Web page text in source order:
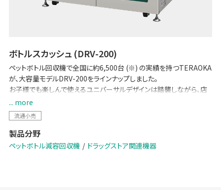
ボトルスカッシュ (DRV-200)
ペットボトル回収機で全国に約6,500台 (※) の実績を持つTERAOKA
が、大容量モデルDRV-200をラインナップしました。
お子様でも楽しんで使えるユニバーサルデザインは踏襲しながら、店
舗スタッフの作業性や消費者の利便性を追求しています。質の高いペ
ットボトル資源を回収可能。SDGs、脱プラスチックの流れが加速し、原
油価格も高騰する中で、注目が集まる「Bottle to Bottle (水平リサイ
クル) 」をはじめとした持続可能なリサイクルスキームの実現に貢献い
たします。
... more
流通小売
製品分野
ペットボトル減容回収機 ドラッグストア関連機器